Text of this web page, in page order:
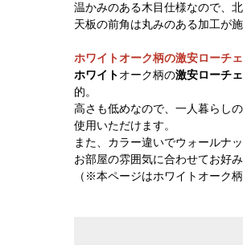
温かみのある木目仕様なので、
天板の前角は丸みのある加工が
ホワイトオーク柄の激安ローチ
ホワイトオーク柄の激安ローチ
的。
高さも低めなので、一人暮らし
使用いただけます。
また、カラー違いでウォールナ
お部屋の雰囲気に合わせてお好
（※本ページはホワイトオーク柄